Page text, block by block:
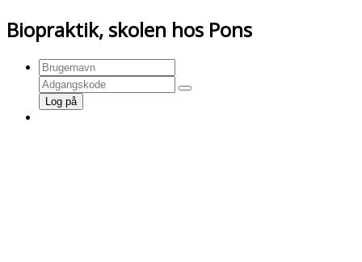
Biopraktik, skolen hos Pons
Log på